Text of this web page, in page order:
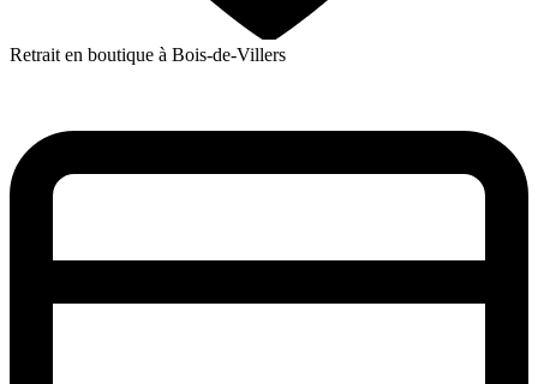
Retrait en boutique à Bois-de-Villers